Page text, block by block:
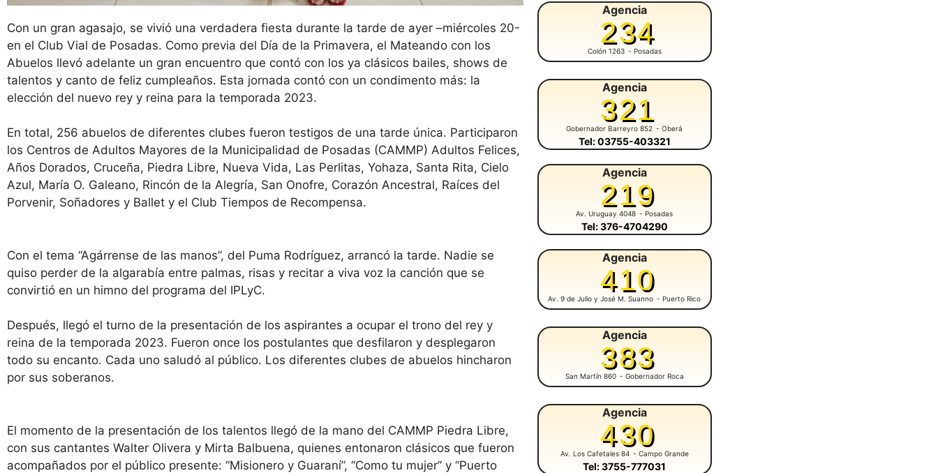
Con un gran agasajo, se vivió una verdadera fiesta durante la tarde de ayer –miércoles 20-
en el Club Vial de Posadas. Como previa del Día de la Primavera, el Mateando con los
Abuelos llevó adelante un gran encuentro que contó con los ya clásicos bailes, shows de
talentos y canto de feliz cumpleaños. Esta jornada contó con un condimento más: la
elección del nuevo rey y reina para la temporada 2023.
En total, 256 abuelos de diferentes clubes fueron testigos de una tarde única. Participaron
los Centros de Adultos Mayores de la Municipalidad de Posadas (CAMMP) Adultos Felices,
Años Dorados, Cruceña, Piedra Libre, Nueva Vida, Las Perlitas, Yohaza, Santa Rita, Cielo
Azul, María O. Galeano, Rincón de la Alegría, San Onofre, Corazón Ancestral, Raíces del
Porvenir, Soñadores y Ballet y el Club Tiempos de Recompensa.
Con el tema “Agárrense de las manos”, del Puma Rodríguez, arrancó la tarde. Nadie se
quiso perder de la algarabía entre palmas, risas y recitar a viva voz la canción que se
convirtió en un himno del programa del IPLyC.
Después, llegó el turno de la presentación de los aspirantes a ocupar el trono del rey y
reina de la temporada 2023. Fueron once los postulantes que desfilaron y desplegaron
todo su encanto. Cada uno saludó al público. Los diferentes clubes de abuelos hincharon
por sus soberanos.
El momento de la presentación de los talentos llegó de la mano del CAMMP Piedra Libre,
con sus cantantes Walter Olivera y Mirta Balbuena, quienes entonaron clásicos que fueron
acompañados por el público presente: “Misionero y Guaraní”, “Como tu mujer” y “Puerto
Agencia
234
Colón 1263 - Posadas
Agencia
321
Gobernador Barreyro 852 - Oberá
Tel: 03755-403321
Agencia
219
Av. Uruguay 4048 - Posadas
Tel: 376-4704290
Agencia
410
Av. 9 de Julio y José M. Suanno - Puerto Rico
Agencia
383
San Martín 860 - Gobernador Roca
Agencia
430
Av. Los Cafetales 84 - Campo Grande
Tel: 3755-777031